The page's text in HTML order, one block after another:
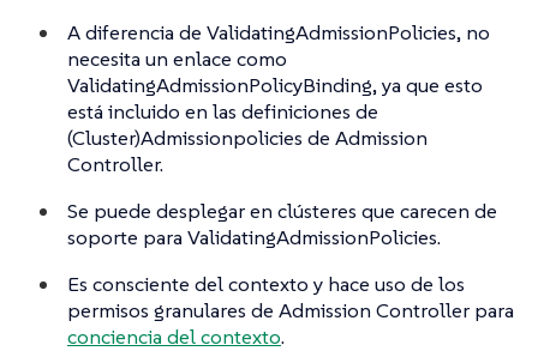
A diferencia de ValidatingAdmissionPolicies, no
necesita un enlace como
ValidatingAdmissionPolicyBinding, ya que esto
está incluido en las definiciones de
(Cluster)Admissionpolicies de Admission
Controller.
Se puede desplegar en clústeres que carecen de
soporte para ValidatingAdmissionPolicies.
Es consciente del contexto y hace uso de los
permisos granulares de Admission Controller para
conciencia del contexto.